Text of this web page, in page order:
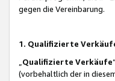
gegen die Vereinbarung.
1. Qualifizierte
Qualifizierte Verkäufe
(vorbehaltlich der in